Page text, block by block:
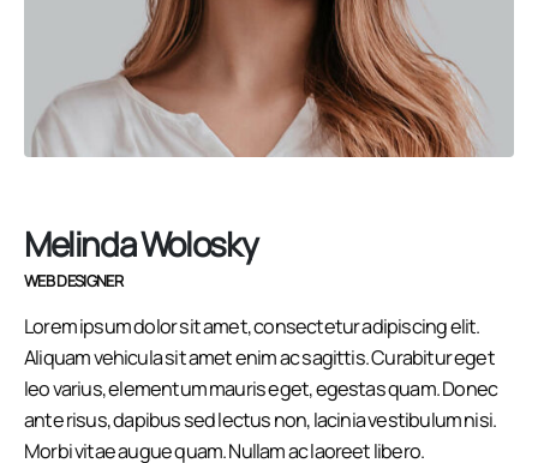
Melinda Wolosky
WEB DESIGNER
Lorem ipsum dolor sit amet, consectetur adipiscing elit.
Aliquamvehiculasit amet enim ac sagittis. Curabitur eget
leo varius, elementum mauris eget, egestas quam. Donec
ante risus, dapibus sed lectus non, lacinia vestibulum nisi.
Morbi vitae augue quam. Nullam ac laoreet libero.